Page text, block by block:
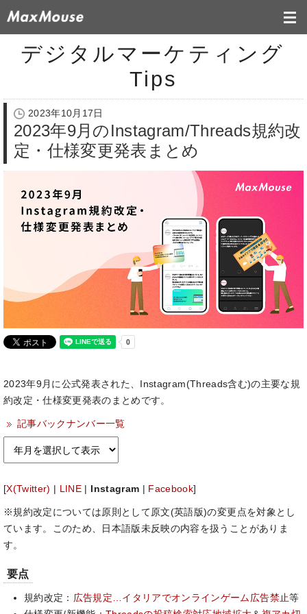
デジタルマーケティング
Tips
2023年10月17日
2023年9月のInstagram/Threads規約改
定・仕様変更発表まとめ
2023年9月に公式発表された、Instagram(Threads含む)の主要な規
約改定・仕様変更発表のまとめです。
記事バックナンバー一覧
[X(Twitter) LINE Instagram Facebook]
※規約改定については原則として原文(英語版)の変更点を対象とし
ています。このため、日本語版未反映の内容を扱うことがありま
す。
要点
規約改定： 広告規定…イタリアでオンラインゲーム広告禁止等